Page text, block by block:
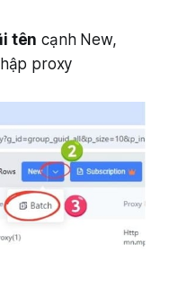
tên cạnh New,
proxy